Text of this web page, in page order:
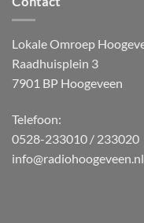
Lokale Omroep
Raadhuisplein 3
7901 BP Hoogeveen
Telefoon:
0528-233010 / 233020
info@radiohoogeveen.nl